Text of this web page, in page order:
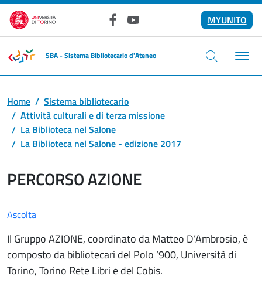
Salta al contenuto principale
FacebookYouTube
MYUNITO
SBA - Sistema Bibliotecario d'Ateneo
Home
Sistema bibliotecario
Attività culturali e di terza missione
La Biblioteca nel Salone
La Biblioteca nel Salone - edizione 2017
PERCORSO AZIONE
Ascolta
Il Gruppo AZIONE, coordinato da Matteo D’Ambrosio, è
composto da bibliotecari del Polo ‘900, Università di
Torino, Torino Rete Libri e del Cobis.